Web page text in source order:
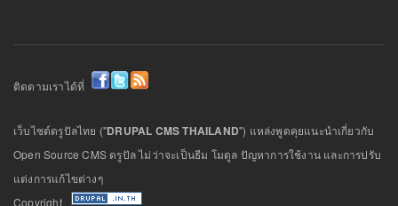
ติดตามเราได้ที่
เว็บไซต์ดรูปัลไทย ("DRUPAL CMS THAILAND") แหล่งพูดคุยแนะนำเกี่ยวกับ
Open Source CMS ดรูปัล ไม่ว่าจะเป็นธีม โมดูล ปัญหาการใช้งาน และการปรับ
แต่งการแก้ไขต่างๆ
Copyright